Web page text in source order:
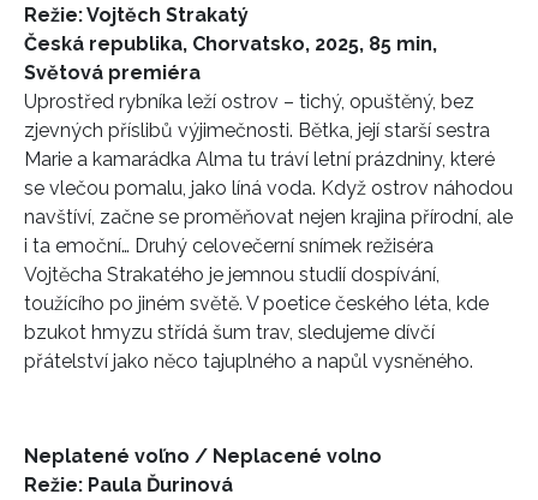
Režie: Vojtěch Strakatý
Česká republika, Chorvatsko, 2025, 85 min,
Světová premiéra
Uprostřed rybníka leží ostrov – tichý, opuštěný, bez
zjevných příslibů výjimečnosti. Bětka, její starší sestra
Marie a kamarádka Alma tu tráví letní prázdniny, které
se vlečou pomalu, jako líná voda. Když ostrov náhodou
navštíví, začne se proměňovat nejen krajina přírodní, ale
i ta emoční… Druhý celovečerní snímek režiséra
Vojtěcha Strakatého je jemnou studií dospívání,
toužícího po jiném světě. V poetice českého léta, kde
bzukot hmyzu střídá šum trav, sledujeme dívčí
přátelství jako něco tajuplného a napůl vysněného.
Neplatené voľno / Neplacené volno
Režie: Paula Ďurinová